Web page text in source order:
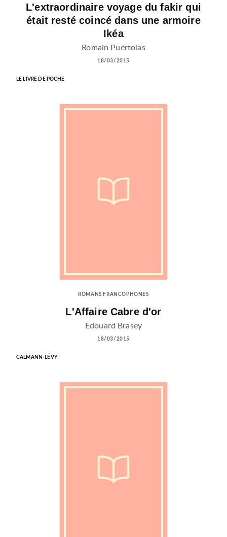
L'extraordinaire voyage du fakir qui
était resté coincé dans une armoire
Ikéa
Romain Puértolas
18/03/2015
LE LIVRE DE POCHE
ROMANS FRANCOPHONES
L'Affaire Cabre d'or
Edouard Brasey
18/03/2015
CALMANN-LÉVY